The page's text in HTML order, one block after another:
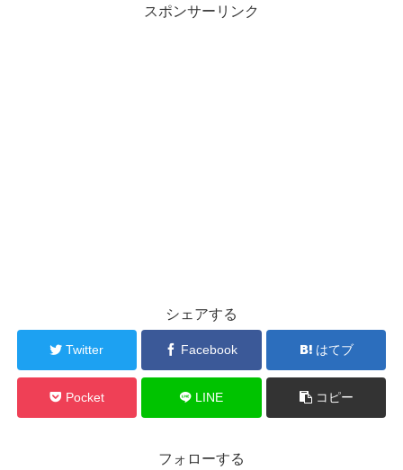
スポンサーリンク
シェアする
Twitter Facebook はてブ
Pocket LINE コピー
フォローする